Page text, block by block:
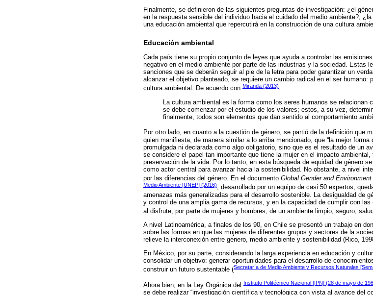
Finalmente, se definieron de las siguientes preguntas de investigación: ¿el
en la respuesta sensible del individuo hacia el cuidado del medio ambiente?,
una educación ambiental que repercutirá en la construcción de una cultura
Educación ambiental
Cada país tiene su propio conjunto de leyes que ayuda a controlar las
negativo en el medio ambiente por parte de las industrias y la sociedad. Estas
sanciones que se deberán seguir al pie de la letra para poder garantizar un
alcanzar el objetivo planteado, se requiere un cambio radical en el ser humano:
cultura ambiental. De acuerdo con Miranda (2013):
La cultura ambiental es la forma como los seres humanos se relacionan
se debe comenzar por el estudio de los valores; estos, a su vez,
finalmente, todos son elementos que dan sentido al comportamiento
Por otro lado, en cuanto a la cuestión de género, se partió de la definición que
quien manifiesta, de manera similar a lo arriba mencionado, que “la mejor
promulgada ni declarada como algo obligatorio, sino que es el resultado de un
se considere el papel tan importante que tiene la mujer en el impacto
preservación de la vida. Por lo tanto, en esta búsqueda de equidad de género
como actor central para avanzar hacia la sostenibilidad. No obstante, a nivel
por las diferencias del género. En el documento Global Gender and
Medio Ambiente [UNEP] (2016), desarrollado por un equipo de casi 50 expertos,
amenazas más generalizadas para el desarrollo sostenible. La desigualdad de
y control de una amplia gama de recursos, y en la capacidad de cumplir con
al disfrute, por parte de mujeres y hombres, de un ambiente limpio, seguro,
A nivel Latinoamérica, a finales de los 90, en Chile se presentó un trabajo en
sobre las formas en que las mujeres de diferentes grupos y sectores de la
relieve la interconexión entre género, medio ambiente y sostenibilidad (Rico,
En México, por su parte, considerando la larga experiencia en educación y
consolidar un objetivo: generar oportunidades para el desarrollo de
construir un futuro sustentable (Secretaría de Medio Ambiente y Recursos Naturales
Ahora bien, en la Ley Orgánica del Instituto Politécnico Nacional [IPN] (28 de mayo de
se debe realizar “investigación científica y tecnológica con vista al avance del